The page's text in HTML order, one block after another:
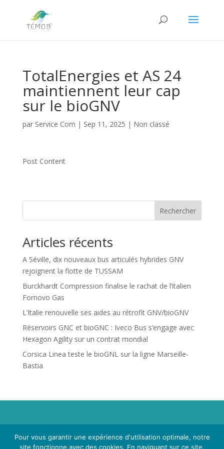
TotalEnergies et AS 24
maintiennent leur cap
sur le bioGNV
par Service Com | Sep 11, 2025 | Non classé
Post Content
Rechercher
Articles récents
A Séville, dix nouveaux bus articulés hybrides GNV
rejoignent la flotte de TUSSAM
Burckhardt Compression finalise le rachat de l’italien
Fornovo Gas
L’Italie renouvelle ses aides au rétrofit GNV/bioGNV
Réservoirs GNC et bioGNC : Iveco Bus s’engage avec
Hexagon Agility sur un contrat mondial
Corsica Linea teste le bioGNL sur la ligne Marseille-
Bastia
Propriété de Territoire d'Energie Lot-et-Garonne. Voir
Mentions LégalesetPolitique de Confidentialité.
Pour vous garantir une expérience d'utilisation optimale, notre
site fonctionne avec des cookies. En naviguant sur ce site,